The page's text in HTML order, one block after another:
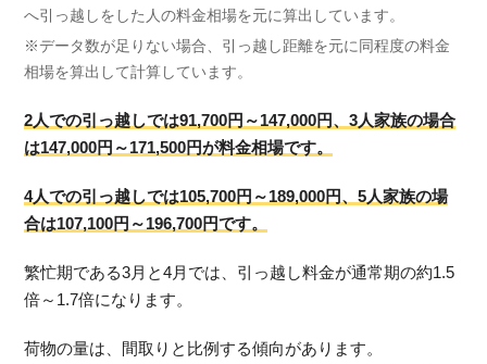
へ引っ越しをした人の料金相場を元に算出しています。
※データ数が足りない場合、引っ越し距離を元に同程度の料金
相場を算出して計算しています。
2人での引っ越しでは91,700円～147,000円、3人家族の場合
は147,000円～171,500円が料金相場です。
4人での引っ越しでは105,700円～189,000円、5人家族の場
合は107,100円～196,700円です。
繁忙期である3月と4月では、引っ越し料金が通常期の約1.5
倍～1.7倍になります。
荷物の量は、間取りと比例する傾向があります。